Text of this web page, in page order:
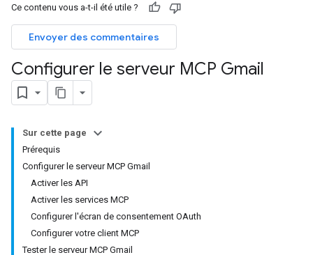
Ce contenu vous a-t-il été utile ?
Envoyer des commentaires
Configurer le serveur MCP Gmail
Sur cette page
Prérequis
Configurer le serveur MCP Gmail
Activer les API
Activer les services MCP
Configurer l'écran de consentement OAuth
Configurer votre client MCP
Tester le serveur MCP Gmail